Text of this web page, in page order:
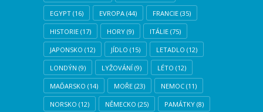
EGYPT (16) EVROPA (44) FRANCIE (35)
HISTORIE (17) HORY (9) ITÁLIE (75)
JAPONSKO (12) JÍDLO (15) LETADLO (12)
LONDÝN (9) LYŽOVÁNÍ (9) LÉTO (12)
MAĎARSKO (14) MOŘE (23) NEMOC (11)
NORSKO (12) NĚMECKO (25) PAMÁTKY (8)